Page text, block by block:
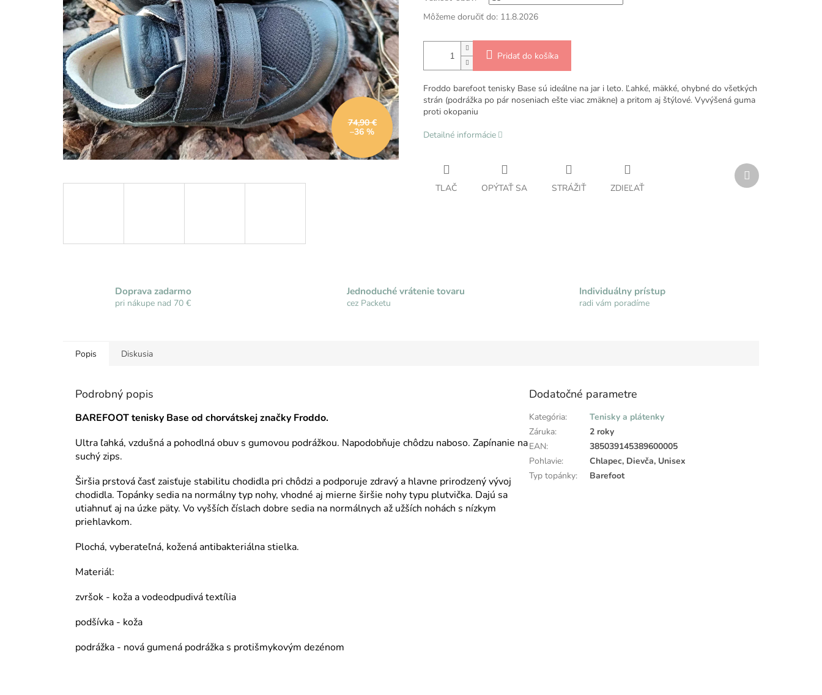
74,90 €
–36 %
Môžeme doručiť do: 11.8.2026
Pridať do košíka
Froddo barefoot tenisky Base sú ideálne na jar i leto. Ľahké, mäkké, ohybné do všetkých
strán (podrážka po pár noseniach ešte viac zmäkne) a pritom aj štýlové. Vyvýšená guma
proti okopaniu
Detailné informácie
TLAČ OPÝTAŤ SA STRÁŽIŤ ZDIEĽAŤ
Doprava zadarmo
pri nákupe nad 70 €
Jednoduché vrátenie tovaru
cez Packetu
Individuálny prístup
radi vám poradíme
Ďalší
produkt
Popis Diskusia
Podrobný popis
BAREFOOT tenisky Base od chorvátskej značky Froddo.
Ultra ľahká, vzdušná a pohodlná obuv s gumovou podrážkou. Napodobňuje chôdzu naboso. Zapínanie na
suchý zips.
Širšia prstová časť zaisťuje stabilitu chodidla pri chôdzi a podporuje zdravý a hlavne prirodzený vývoj
chodidla. Topánky sedia na normálny typ nohy, vhodné aj mierne širšie nohy typu plutvička. Dajú sa
utiahnuť aj na úzke päty. Vo vyšších číslach dobre sedia na normálnych až užších nohách s nízkym
priehlavkom.
Plochá, vyberateľná, kožená antibakteriálna stielka.
Materiál:
zvršok - koža a vodeodpudivá textília
podšívka - koža
podrážka - nová gumená podrážka s protišmykovým dezénom
Dodatočné parametre
Kategória:
Tenisky a plátenky
Záruka:
2 roky
EAN:
385039145389600005
Pohlavie:
Chlapec, Dievča, Unisex
Typ topánky: Barefoot